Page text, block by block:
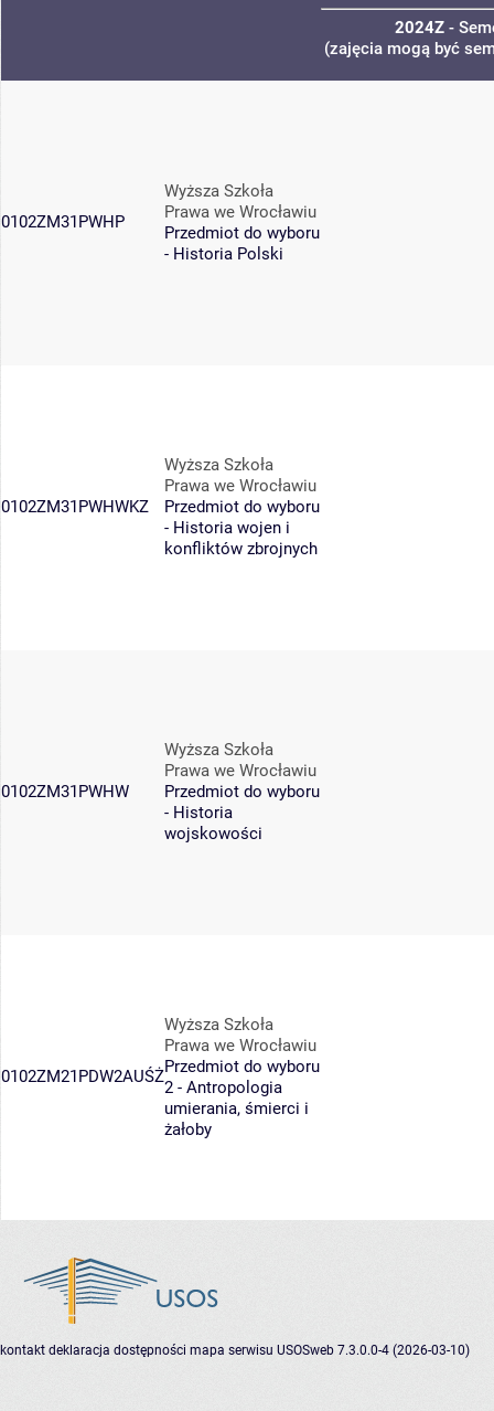
2024Z-
(zajęcia mogą być
0102ZM31PWHP
Wyższa Szkoła
Prawa we Wrocławiu
Przedmiot do wyboru
- Historia Polski
0102ZM31PWHWKZ
Wyższa Szkoła
Prawa we Wrocławiu
Przedmiot do wyboru
- Historia wojen i
konfliktów zbrojnych
0102ZM31PWHW
Wyższa Szkoła
Prawa we Wrocławiu
Przedmiot do wyboru
- Historia
wojskowości
0102ZM21PDW2AUŚŻ
Wyższa Szkoła
Prawa we Wrocławiu
Przedmiot do wyboru
2 - Antropologia
umierania, śmierci i
żałoby
kontakt deklaracja dostępności mapa serwisu USOSweb 7.3.0.0-4 (2026-03-10)